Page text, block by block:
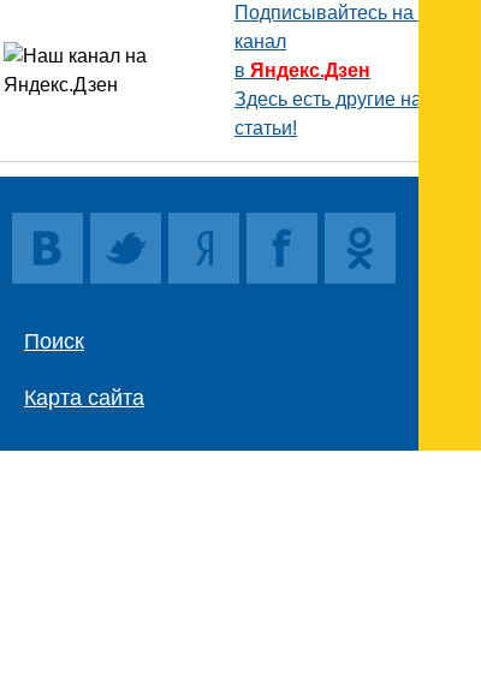
Подписывайтесь на наш
канал
в Яндекс.Дзен
Здесь есть другие наши
статьи!
Поиск
Карта сайта